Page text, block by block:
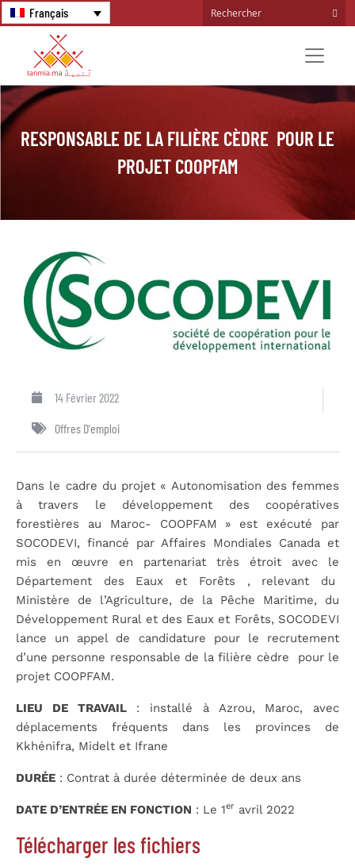
Français
RESPONSABLE DE LA FILIÈRE CÈDRE POUR LE
PROJET COOPFAM
14 Février 2022
Offres D'emploi
Dans le cadre du projet « Autonomisation des femmes
à travers le développement des coopératives
forestières au Maroc- COOPFAM » est exécuté par
SOCODEVI, financé par Affaires Mondiales Canada et
mis en œuvre en partenariat très étroit avec le
Département des Eaux et Forêts , relevant du
Ministère de l’Agriculture, de la Pêche Maritime, du
Développement Rural et des Eaux et Forêts, SOCODEVI
lance un appel de candidature pour le recrutement
d’une personne responsable de la filière cèdre pour le
projet COOPFAM.
LIEU DE TRAVAIL: installé à Azrou, Maroc, avec
déplacements fréquents dans les provinces de
Kkhénifra, Midelt et Ifrane
DURÉE : Contrat à durée déterminée de deux ans
DATE D’ENTRÉE EN FONCTION : Le 1er avril 2022
Télécharger les fichiers